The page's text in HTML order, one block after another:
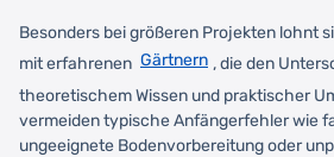
Besonders bei größeren Projekten lohnt
mit erfahrenen Gärtnern , die den
theoretischem Wissen und praktischer
vermeiden typische Anfängerfehler wie
ungeeignete Bodenvorbereitung oder